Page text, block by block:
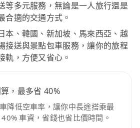
等多元服務，無論是一人旅行還是
合適的交通方式。
本、韓國、新加坡、馬來西亞、越
接送與景點包車服務，讓你的旅程
軌，方便又省心。
，最多省 40%
降低空車率，讓你中長途搭乘最
車資，省錢也省比價時間。